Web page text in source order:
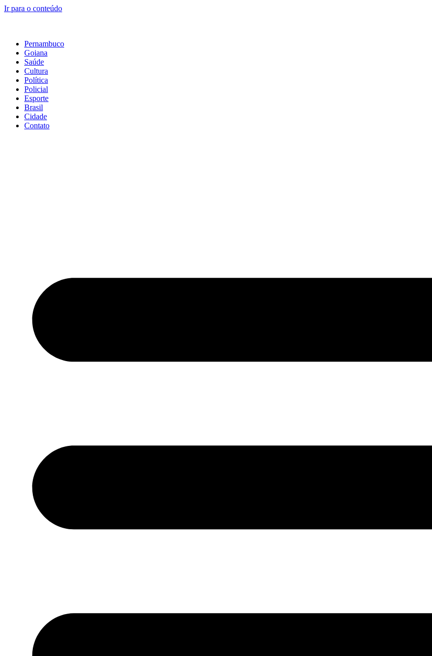
Ir para o conteúdo
Pernambuco
Goiana
Saúde
Cultura
Política
Policial
Esporte
Brasil
Cidade
Contato